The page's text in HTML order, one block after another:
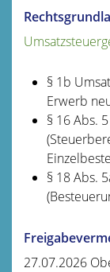
§ 1b
Erwerb
§ 16 Abs.
§ 18 Abs.
27.07.2026